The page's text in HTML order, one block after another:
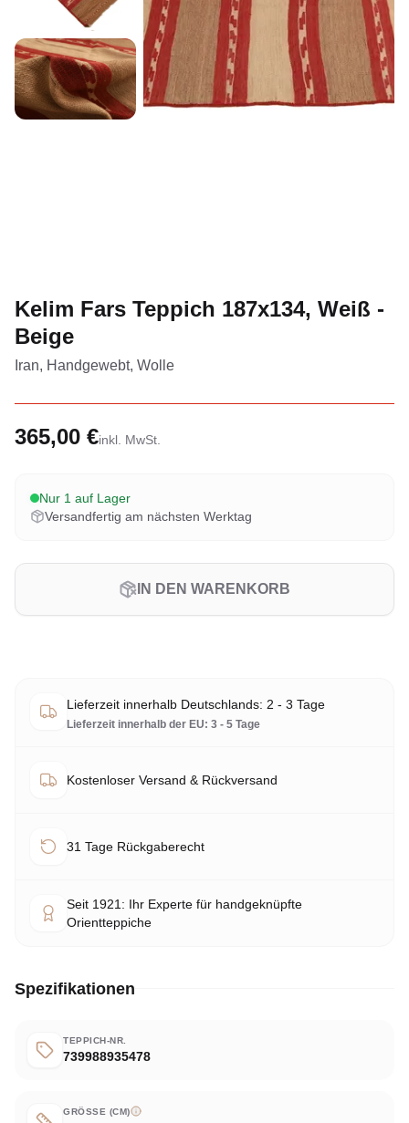
Kelim Fars Teppich 187x134, Weiß -
Beige
Iran, Handgewebt, Wolle
365,00 €inkl. MwSt.
Nur 1 auf Lager
Versandfertig am nächsten Werktag
IN DEN WARENKORB
Lieferzeit innerhalb Deutschlands: 2 - 3 Tage
Lieferzeit innerhalb der EU: 3 - 5 Tage
Kostenloser Versand & Rückversand
31 Tage Rückgaberecht
Seit 1921: Ihr Experte für handgeknüpfte
Orientteppiche
Spezifikationen
TEPPICH-NR.
739988935478
GRÖSSE (CM)